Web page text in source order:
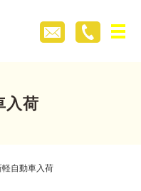
メ
入荷
軽自動車入荷